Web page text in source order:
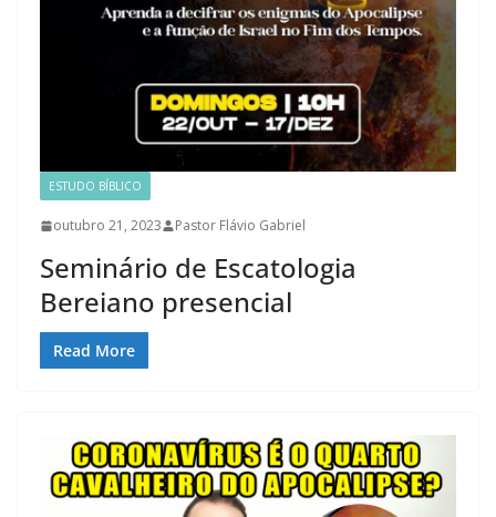
ESTUDO BÍBLICO
outubro 21, 2023 Pastor Flávio Gabriel
Seminário de Escatologia
Bereiano presencial
Read More